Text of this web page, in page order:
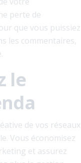
perte de
que vous puissiez
les commentaires,
le
de vos réseaux
Vous économisez
et assurez